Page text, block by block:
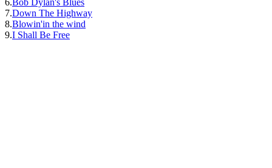
7.Down The Highway
8.Blowin'in the wind
9.I Shall Be Free